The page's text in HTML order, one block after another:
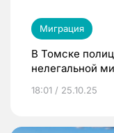
Миграция
В Томске
нелегальной
18:01 / 25.10.25